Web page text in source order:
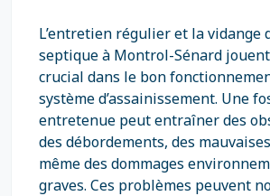
L’entretien régulier et la vidange
septique à Montrol-Sénard
crucial dans le bon
système d’assainissement. Une
entretenue peut entraîner des
des débordements, des
même des dommages
graves. Ces problèmes peuvent